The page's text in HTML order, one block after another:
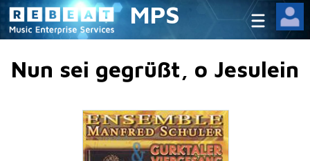
MPS
Nun sei gegrüßt, o Jesulein